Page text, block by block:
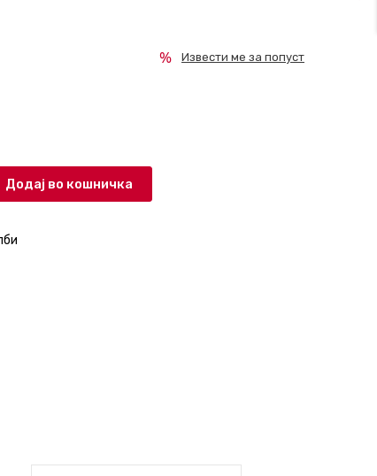
Извести ме за попуст
Додај во кошничка